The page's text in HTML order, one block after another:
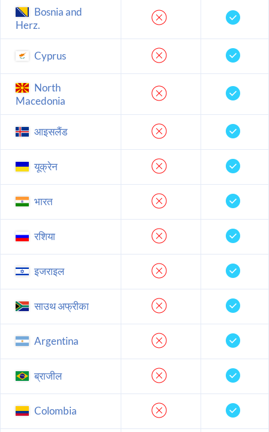
Bosnia and
Herz.
Cyprus
North
Macedonia
आइसलैंड
यूक्रेन
भारत
रशिया
इजराइल
साउथ अफ्रीका
Argentina
ब्राजील
Colombia